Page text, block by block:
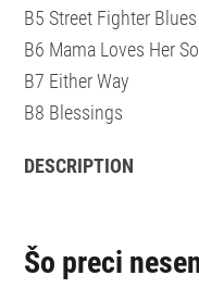
B5 Street Fighter Blues
B6 Mama Loves Her
B7 Either Way
B8 Blessings
DESCRIPTION
Šo preci